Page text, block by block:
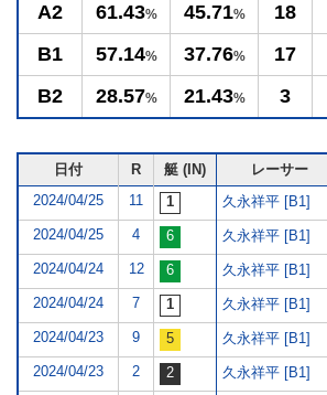
A2
61.43% 45.71% 18
B1
57.14% 37.76% 17
B2
28.57% 21.43% 3
日付 R 艇 (IN) レーサー
2024/04/25
11 久永祥平 [B1]
2024/04/25 4 久永祥平 [B1]
2024/04/24 12 久永祥平 [B1]
2024/04/24 7 久永祥平 [B1]
2024/04/23 9 久永祥平 [B1]
2024/04/23 2 久永祥平 [B1]